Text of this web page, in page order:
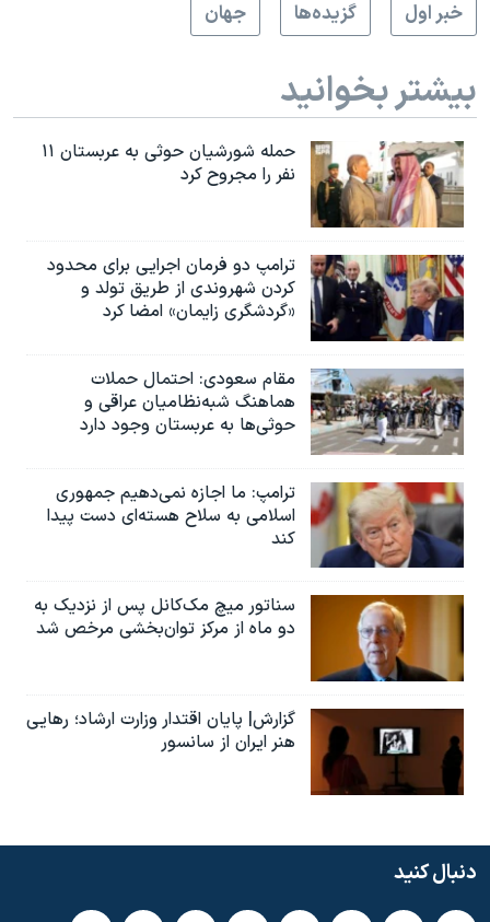
خبر اول
گزيده‌ها جهان
بیشتر بخوانید
حمله شورشیان حوثی به عربستان ۱۱
نفر را مجروح کرد
ترامپ دو فرمان اجرایی برای محدود
کردن شهروندی از طریق تولد و
«گردشگری زایمان» امضا کرد
مقام سعودی: احتمال حملات
هماهنگ شبه‌نظامیان عراقی و
حوثی‌ها به عربستان وجود دارد
ترامپ: ما اجازه نمی‌دهیم جمهوری
اسلامی به سلاح هسته‌ای دست پیدا
کند
سناتور میچ مک‌کانل پس از نزدیک به
دو ماه از مرکز توان‌بخشی مرخص شد
گزارش| پایان اقتدار وزارت ارشاد؛ رهایی
هنر ایران از سانسور
دنبال کنید